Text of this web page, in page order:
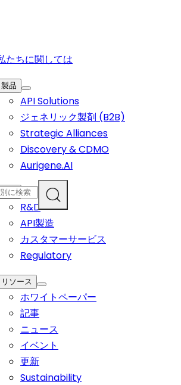
たちに関しては
製品
API Solutions
ジェネリック製剤 (B2B)
Strategic Alliances
Discovery & CDMO
Aurigene.AI
機能
R&D
API製造
カスタマーサービス
Regulatory
リソース
ホワイトペーパー
記事
ニュース
イベント
更新
Sustainability
API Products
API Products
シルオクタン